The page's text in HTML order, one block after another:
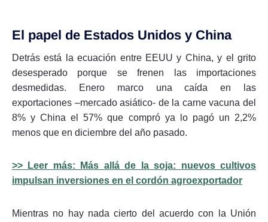
El papel de Estados Unidos y China
Detrás está la ecuación entre EEUU y China, y el grito
desesperado porque se frenen las importaciones
desmedidas. Enero marco una caída en las
exportaciones –mercado asiático- de la carne vacuna del
8% y China el 57% que compró ya lo pagó un 2,2%
menos que en diciembre del año pasado.
>> Leer más: Más allá de la soja: nuevos cultivos
impulsan inversiones en el cordón agroexportador
Mientras no hay nada cierto del acuerdo con la Unión